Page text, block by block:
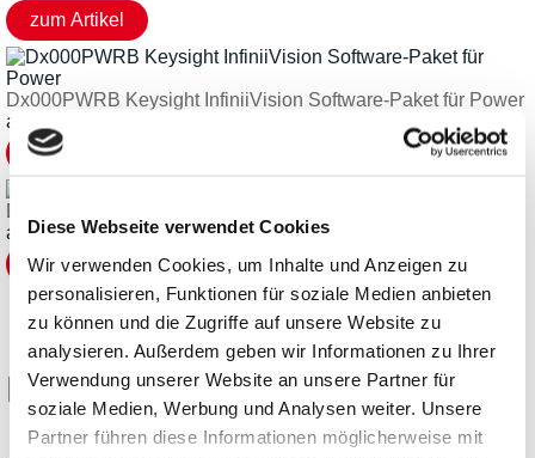
Diese Webseite verwendet Cookies
Wir verwenden Cookies, um Inhalte und Anzeigen zu
personalisieren, Funktionen für soziale Medien anbieten
zu können und die Zugriffe auf unsere Website zu
analysieren. Außerdem geben wir Informationen zu Ihrer
Verwendung unserer Website an unsere Partner für
soziale Medien, Werbung und Analysen weiter. Unsere
Partner führen diese Informationen möglicherweise mit
Dx000PWRB Keysight InfiniiVision Software-Paket für Power
ab
Dx000USBB Keysight InfiniiVision Software-Paket für USB
ab€ 2.045,61
Diese Produkte könnten Sie